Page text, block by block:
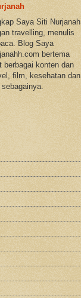
Saya Siti Nurjanah
travelling, menulis
Blog Saya
bertema
berbagai konten dan
film, kesehatan dan